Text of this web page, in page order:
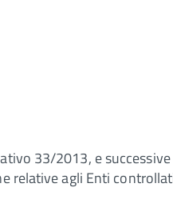
33/2013, e
relative agli Enti